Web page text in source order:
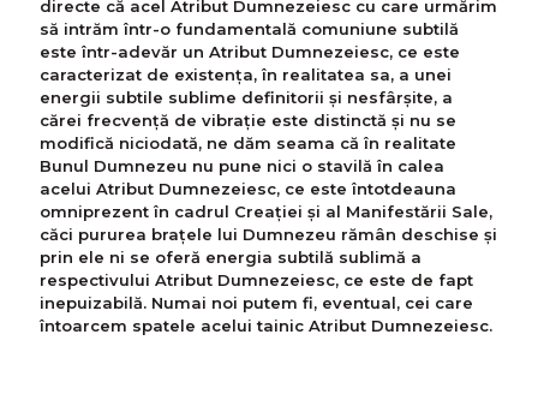
directe că acel Atribut Dumnezeiesc cu care urmărim
să intrăm într-o fundamentală comuniune subtilă
este într-adevăr un Atribut Dumnezeiesc, ce este
caracterizat de existența, în realitatea sa, a unei
energii subtile sublime definitorii și nesfârșite, a
cărei frecvență de vibrație este distinctă și nu se
modifică niciodată, ne dăm seama că în realitate
Bunul Dumnezeu nu pune nici o stavilă în calea
acelui Atribut Dumnezeiesc, ce este întotdeauna
omniprezent în cadrul Creației și al Manifestării Sale,
căci pururea brațele lui Dumnezeu rămân deschise și
prin ele ni se oferă energia subtilă sublimă a
respectivului Atribut Dumnezeiesc, ce este de fapt
inepuizabilă. Numai noi putem fi, eventual, cei care
întoarcem spatele acelui tainic Atribut Dumnezeiesc.